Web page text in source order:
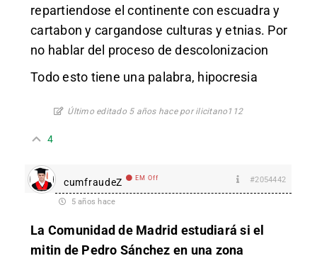
repartiendose el continente con escuadra y
cartabon y cargandose culturas y etnias. Por
no hablar del proceso de descolonizacion
Todo esto tiene una palabra, hipocresia
Último editado 5 años hace por ilicitano112
4
cumfraudeZ EM Off #2054442
5 años hace
La Comunidad de Madrid estudiará si el
mitin de Pedro Sánchez en una zona